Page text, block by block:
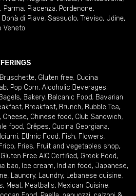
, Parma, Piacenza, Pordenone,
Donà di Piave, Sassuolo, Treviso, Udine,
Veneto
Bruschette, Gluten free, Cucina
, Pop Corn, Alcoholic Beverages,
Bagels, Bakery, Balcanic Food, Bavarian
, Breakfast, Brunch, Bubble Tea,
, Cheese, Chinese food, Club Sandwich,
food, Crêpes, Cucina Georgiana,
, Ethnic Food, Fish, Flowers,
, Fries, Fruit and vegetables shop,
Gluten Free AIC Certified, Greek Food,
bao, Ice cream, Indian food, Japanese,
, Laundry, Laundry, Lebanese cuisine,
, Meat, Meatballs, Mexican Cuisine,